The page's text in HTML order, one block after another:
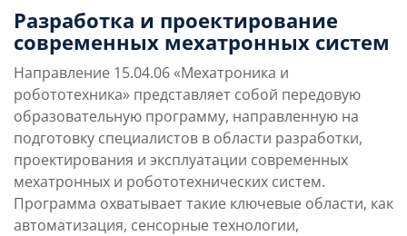
Условия поступления
направления
Учебная программа Карьерные
Разработка и проектирование
современных мехатронных систем
Направление 15.04.06«Мехатроника и
робототехника» представляет собой передовую
образовательную программу, направленную на
подготовку специалистов в области разработки,
проектирования и эксплуатации современных
мехатронных и робототехнических систем.
Программа охватывает такие ключевые области, как
автоматизация, сенсорные технологии,